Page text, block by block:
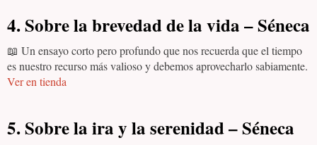
4. Sobre la brevedad de la vida – Séneca
📖 Un ensayo corto pero profundo que nos recuerda que el tiempo
es nuestro recurso más valioso y debemos aprovecharlo sabiamente.
Ver en tienda
5. Sobre la ira y la serenidad – Séneca